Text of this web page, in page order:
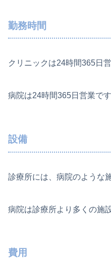
勤務時間
クリニックは24時間365日
病院は24時間365日営業です
設備
診療所には、病院のような
病院は診療所より多くの施
費用